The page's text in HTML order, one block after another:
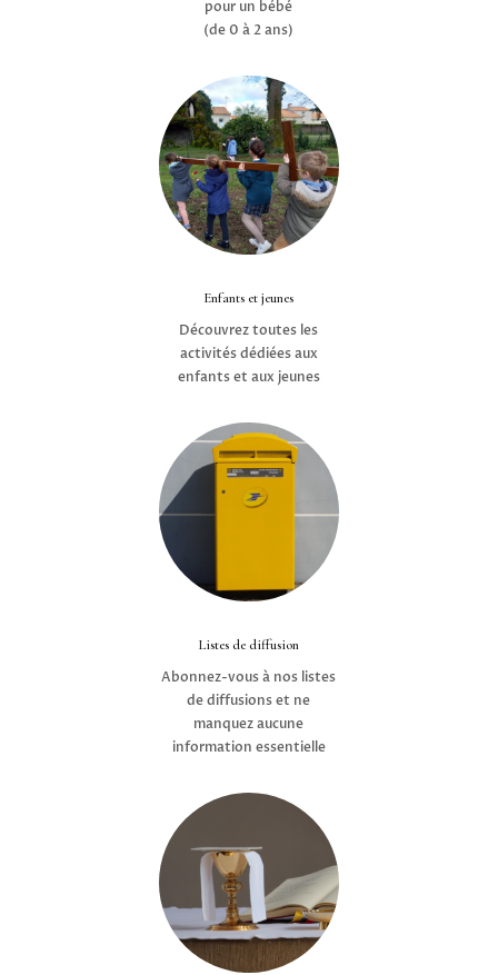
pour un bébé
(de 0 à 2 ans)
Enfants et jeunes
Découvrez toutes les
activités dédiées aux
enfants et aux jeunes
Listes de diffusion
Abonnez-vous à nos listes
de diffusions et ne
manquez aucune
information essentielle